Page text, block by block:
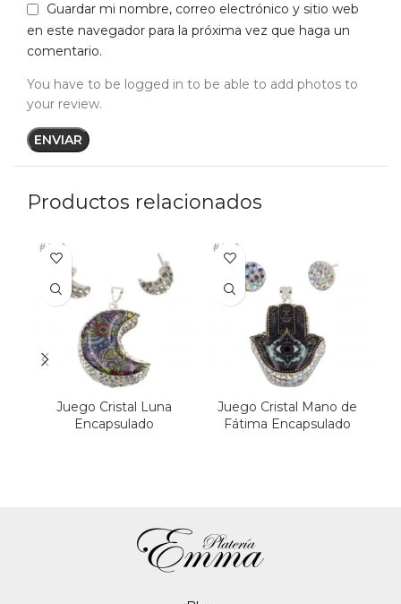
Guardar mi nombre, correo electrónico y sitio web
en este navegador para la próxima vez que haga un
comentario.
You have to be logged in to be able to add photos to
your review.
Productos relacionados
Juego Cristal Luna
Encapsulado
Juego Cristal Mano de
Fátima Encapsulado